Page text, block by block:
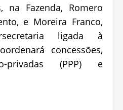
na Fazenda, Romero
e Moreira Franco,
ligada à
concessões,
privadas (PPP) e